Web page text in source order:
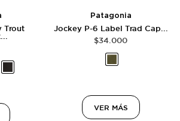
Trout
Patagonia
Jockey P-6 Label Trad Cap...
$34.000
VER MÁS